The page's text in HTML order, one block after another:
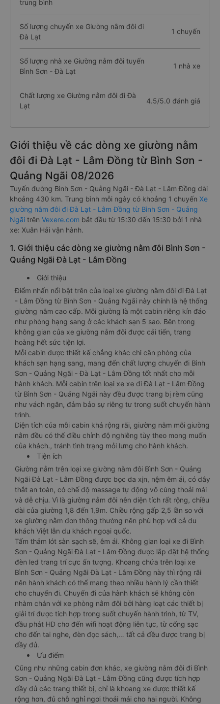
trung bình
Số lượng chuyến xe Giường nằm đôi đi
Đà Lạt
1 chuyến
Số lượng nhà xe Giường nằm đôi tuyến
Bình Sơn - Đà Lạt
1 nhà xe
Chất lượng xe Giường nằm đôi đi Đà
Lạt
4.5/5.0 đánh giá
Giới thiệu về các dòng xe giường nằm
đôi đi Đà Lạt - Lâm Đồng từ Bình Sơn -
Quảng Ngãi 08/2026
Tuyến đường Bình Sơn - Quảng Ngãi - Đà Lạt - Lâm Đồng dài
khoảng 430 km. Trung bình mỗi ngày có khoảng 1 chuyến Xe
giường nằm đôi đi Đà Lạt - Lâm Đồng từ Bình Sơn - Quảng
Ngãi trên Vexere.com bắt đầu từ 15:30 đến 15:30 bởi 1 nhà
xe: Xuân Hải vận hành.
1. Giới thiệu các dòng xe giường nằm đôi Bình Sơn -
Quảng Ngãi Đà Lạt - Lâm Đồng
Giới thiệu
Điểm nhấn nổi bật trên của loại xe giường nằm đôi đi Đà Lạt
- Lâm Đồng từ Bình Sơn - Quảng Ngãi này chính là hệ thống
giường nằm cao cấp. Mỗi giường là một cabin riêng kín đáo
như phòng hạng sang ở các khách sạn 5 sao. Bên trong
không gian của xe giường nằm đôi được cải tiến, trang
hoàng hết sức tiện lợi.
Mỗi cabin được thiết kế chẳng khác chi căn phòng của
khách sạn hạng sang, mang đến chất lượng chuyến đi Bình
Sơn - Quảng Ngãi - Đà Lạt - Lâm Đồng tốt nhất cho mỗi
hành khách. Mỗi cabin trên loại xe xe đi Đà Lạt - Lâm Đồng
từ Bình Sơn - Quảng Ngãi này đều được trang bị rèm cũng
như vách ngăn, đảm bảo sự riêng tư trong suốt chuyến hành
trình.
Diện tích của mỗi cabin khá rộng rãi, giường nằm mỗi giường
nằm đều có thể điều chỉnh độ nghiêng tùy theo mong muốn
của khách., tránh tình trạng mỏi lưng cho hành khách.
Tiện ích
Giường nằm trên loại xe giường nằm đôi Bình Sơn - Quảng
Ngãi Đà Lạt - Lâm Đồng được bọc da xịn, nệm êm ái, có dây
thắt an toàn, có chế độ massage tự động vô cùng thoải mái
và dễ chịu. Vì là giường nằm đôi nên diện tích rất rộng, chiều
dài của giường 1,8 đến 1,9m. Chiều rộng gấp 2,5 lần so với
xe giường nằm đơn thông thường nên phù hợp với cả du
khách Việt lẫn du khách ngoại quốc.
Tấm thảm lót sàn sạch sẽ, êm ái. Không gian loại xe đi Bình
Sơn - Quảng Ngãi Đà Lạt - Lâm Đồng được lắp đặt hệ thống
đèn led trang trí cực ấn tượng. Khoang chứa trên loại xe
Bình Sơn - Quảng Ngãi Đà Lạt - Lâm Đồng này thì rộng rãi
nên hành khách có thể mang theo nhiều hành lý cần thiết
cho chuyến đi. Chuyến đi của hành khách sẽ không còn
nhàm chán với xe phòng nằm đôi bởi hàng loạt các thiết bị
giải trí được tích hợp trong suốt chuyến hành trình, từ TV,
đầu phát HD cho đến wifi hoạt động liên tục, từ cổng sạc
cho đến tai nghe, đèn đọc sách,… tất cả đều được trang bị
đầy đủ.
Ưu điểm
Cũng như những cabin đơn khác, xe giường nằm đôi đi Bình
Sơn - Quảng Ngãi Đà Lạt - Lâm Đồng cũng được tích hợp
đầy đủ các trang thiết bị, chỉ là khoang xe được thiết kế
rộng hơn, đủ chỗ nghỉ ngơi thoải mái cho hai người. Không